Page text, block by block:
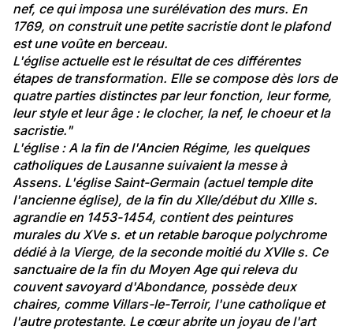
nef, ce qui imposa une surélévation des murs. En
1769, on construit une petite sacristie dont le plafond
est une voûte en berceau.
L'église actuelle est le résultat de ces différentes
étapes de transformation. Elle se compose dès lors de
quatre parties distinctes par leur fonction, leur forme,
leur style et leur âge : le clocher, la nef, le choeur et la
sacristie."
L'église : A la fin de l'Ancien Régime, les quelques
catholiques de Lausanne suivaient la messe à
Assens. L'église Saint-Germain (actuel temple dite
l'ancienne église), de la fin du XIIe/début du XIIIe s.
agrandie en 1453-1454, contient des peintures
murales du XVe s. et un retable baroque polychrome
dédié à la Vierge, de la seconde moitié du XVIIe s. Ce
sanctuaire de la fin du Moyen Age qui releva du
couvent savoyard d'Abondance, possède deux
chaires, comme Villars-le-Terroir, l'une catholique et
l'autre protestante. Le cœur abrite un joyau de l'art